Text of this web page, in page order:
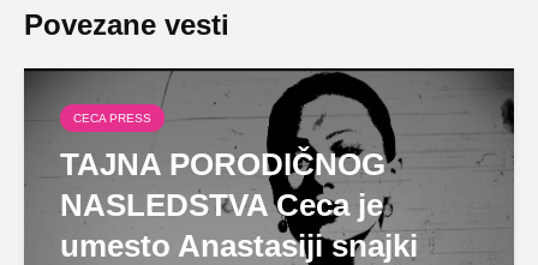
Povezane vesti
CECA PRESS
TAJNA PORODIČNOG
NASLEDSTVA Ceca je
umesto Anastasiji snajki